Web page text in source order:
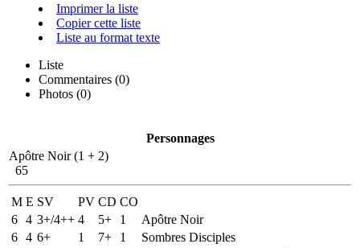
Imprimer la liste
Copier cette liste
Liste au format texte
Liste
Commentaires (0)
Photos (0)
Personnages
Apôtre Noir (1 + 2)
65
M E SV PV CD CO
6 4 3+/4++ 4 5+ 1
Apôtre Noir
6 4 6+ 1 7+ 1
Sombres Disciples